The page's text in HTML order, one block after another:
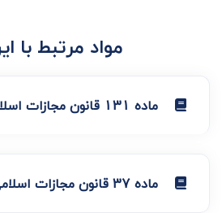
مواد مرتبط با
ماده 131 قانون مجازات اسلامی
ماده 37 قانون مجازات اسلامی